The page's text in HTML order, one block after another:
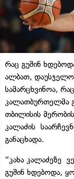
რაც გუშინ
ალბათ,
სამარცხვინოა,
კალათბურთელმა
თბილისის
კალაძის
განაცხადა.
“კახა კალაძეზე
გუშინ ხდებოდა,